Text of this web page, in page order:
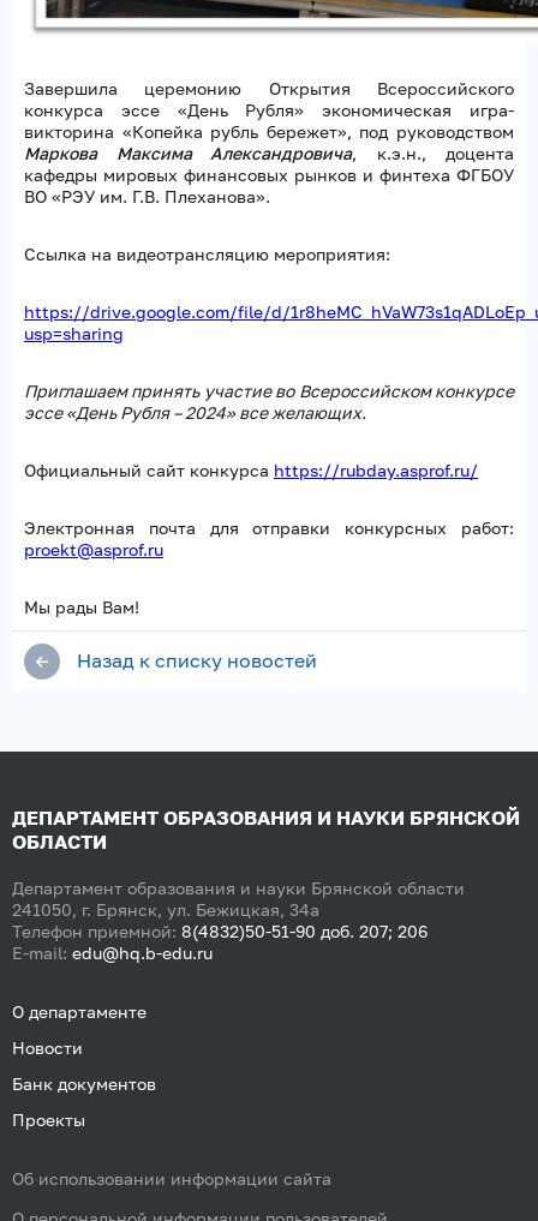
Завершила церемонию Открытия Всероссийского
конкурса эссе «День Рубля» экономическая игра-
викторина «Копейка рубль бережет», под руководством
Маркова Максима Александровича, к.э.н., доцента
кафедры мировых финансовых рынков и финтеха ФГБОУ
ВО «РЭУ им. Г.В. Плеханова».
Ссылка на видеотрансляцию мероприятия:
https://drive.google.com/file/d/
usp=sharing
Приглашаем принять участие во Всероссийском конкурсе
эссе «День Рубля – 2024» все желающих.
Официальный сайт конкурса https://rubday.asprof.ru/
Электронная почта для отправки конкурсных работ:
proekt@asprof.ru
Мы рады Вам!
Назад к списку новостей
ДЕПАРТАМЕНТ ОБРАЗОВАНИЯ И НАУКИ БРЯНСКОЙ
ОБЛАСТИ
Департамент образования и науки Брянской области
241050, г. Брянск, ул. Бежицкая, 34а
Телефон приемной: 8(4832)50-51-90 доб. 207; 206
E-mail: edu@hq.b-edu.ru
О департаменте
Новости
Банк документов
Проекты
Об использовании информации сайта